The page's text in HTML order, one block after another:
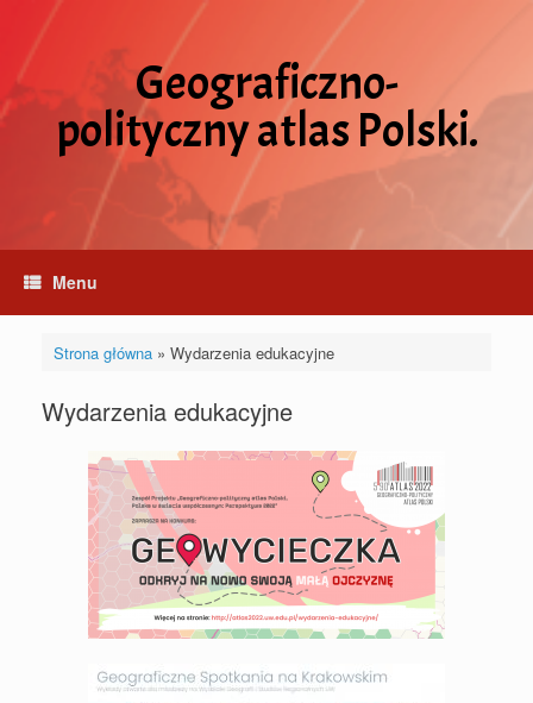
content
Geograficzno-
polityczny atlas Polski.
Menu
Strona główna» Wydarzenia edukacyjne
Wydarzenia edukacyjne